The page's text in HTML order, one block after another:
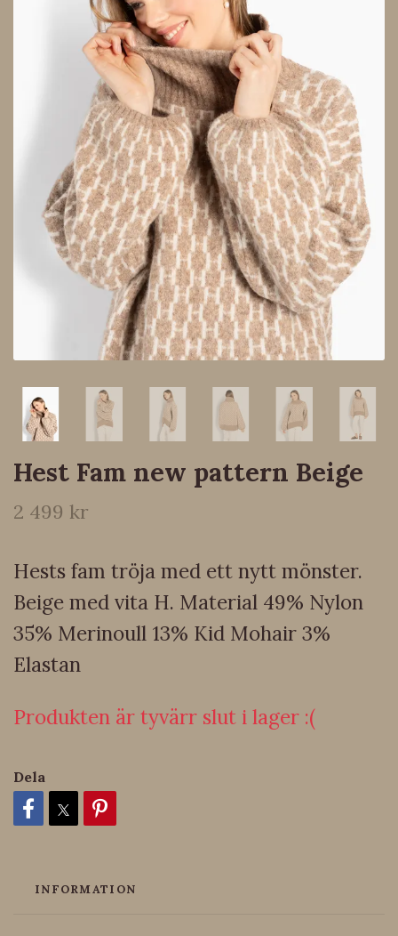
Hest Fam new pattern Beige
2 499 kr
Hests fam tröja med ett nytt mönster.
Beige med vita H. Material 49% Nylon
35% Merinoull 13% Kid Mohair 3%
Elastan
Produkten är tyvärr slut i lager :(
Dela
INFORMATION